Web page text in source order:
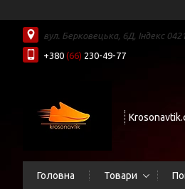
вул. Берковецька, 6Д, Індекс
+380 (66) 230-49-77
Головна Товари